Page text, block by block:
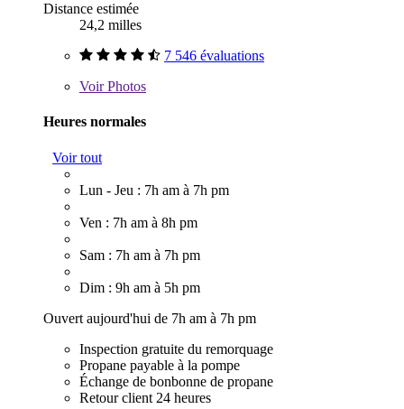
Distance estimée
24,2 milles
7 546 évaluations
VoirPhotos
Heures normales
Voir tout
Lun - Jeu : 7h am à 7h pm
Ven : 7h am à 8h pm
Sam : 7h am à 7h pm
Dim : 9h am à 5h pm
Ouvert aujourd'hui de 7h am à 7h pm
Inspection gratuite du remorquage
Propane payable à la pompe
Échange de bonbonne de propane
Retour client 24 heures